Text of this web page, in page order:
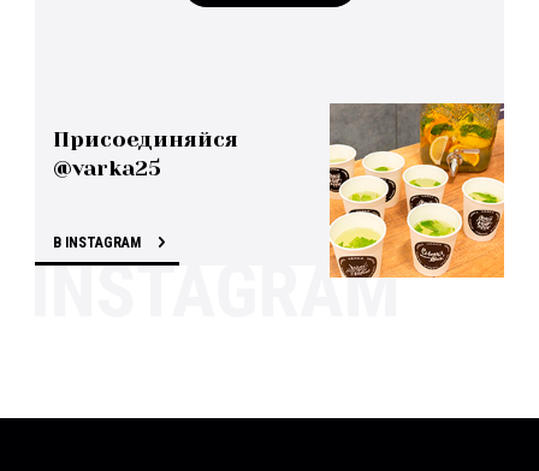
Присоединяйся
@varka25
В INSTAGRAM